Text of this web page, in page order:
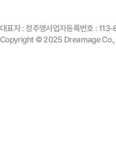
대표자 : 정주영사업자등록번호 :
Copyright © 2025 Dreamage